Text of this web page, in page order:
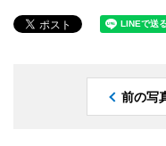
前の写